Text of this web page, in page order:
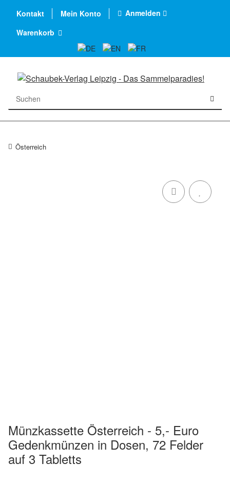
Kontakt Mein Konto
Anmelden
Warenkorb
Österreich
Münzkassette Österreich - 5,- Euro
Gedenkmünzen in Dosen, 72 Felder
auf 3 Tabletts